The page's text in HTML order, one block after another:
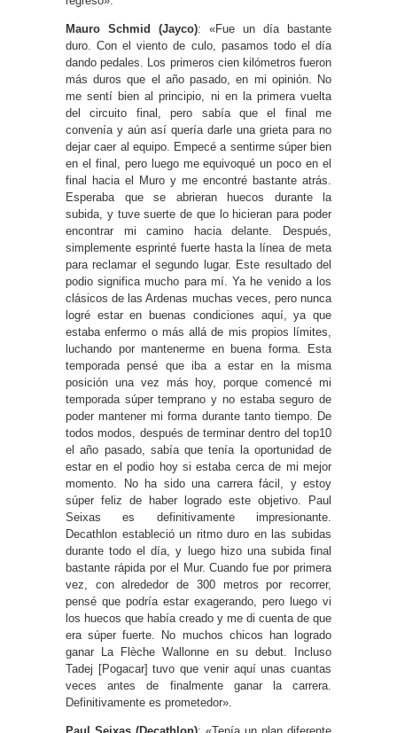
Mauro Schmid (Jayco): «Fue un día bastante
duro. Con el viento de culo, pasamos todo el día
dando pedales. Los primeros cien kilómetros fueron
más duros que el año pasado, en mi opinión. No
me sentí bien al principio, ni en la primera vuelta
del circuito final, pero sabía que el final me
convenía y aún así quería darle una grieta para no
dejar caer al equipo. Empecé a sentirme súper bien
en el final, pero luego me equivoqué un poco en el
final hacia el Muro y me encontré bastante atrás.
Esperaba que se abrieran huecos durante la
subida, y tuve suerte de que lo hicieran para poder
encontrar mi camino hacia delante. Después,
simplemente esprinté fuerte hasta la línea de meta
para reclamar el segundo lugar. Este resultado del
podio significa mucho para mí. Ya he venido a los
clásicos de las Ardenas muchas veces, pero nunca
logré estar en buenas condiciones aquí, ya que
estaba enfermo o más allá de mis propios límites,
luchando por mantenerme en buena forma. Esta
temporada pensé que iba a estar en la misma
posición una vez más hoy, porque comencé mi
temporada súper temprano y no estaba seguro de
poder mantener mi forma durante tanto tiempo. De
todos modos, después de terminar dentro del top10
el año pasado, sabía que tenía la oportunidad de
estar en el podio hoy si estaba cerca de mi mejor
momento. No ha sido una carrera fácil, y estoy
súper feliz de haber logrado este objetivo. Paul
Seixas es definitivamente impresionante.
Decathlon estableció un ritmo duro en las subidas
durante todo el día, y luego hizo una subida final
bastante rápida por el Mur. Cuando fue por primera
vez, con alrededor de 300 metros por recorrer,
pensé que podría estar exagerando, pero luego vi
los huecos que había creado y me di cuenta de que
era súper fuerte. No muchos chicos han logrado
ganar La Flèche Wallonne en su debut. Incluso
Tadej [Pogacar] tuvo que venir aquí unas cuantas
veces antes de finalmente ganar la carrera.
Definitivamente es prometedor».